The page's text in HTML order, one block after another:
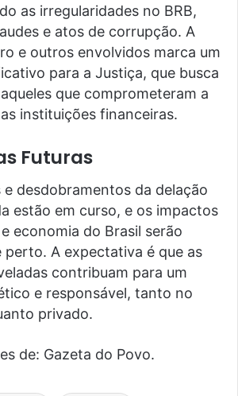
as irregularidades no BRB,
e atos de corrupção. A
e outros envolvidos marca um
para a Justiça, que busca
que comprometeram a
instituições financeiras.
Futuras
e desdobramentos da delação
estão em curso, e os impactos
economia do Brasil serão
A expectativa é que as
contribuam para um
e responsável, tanto no
privado.
de: Gazeta do Povo.